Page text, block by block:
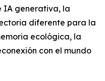
IA generativa, la
diferente para la
ecológica, la
con el mundo